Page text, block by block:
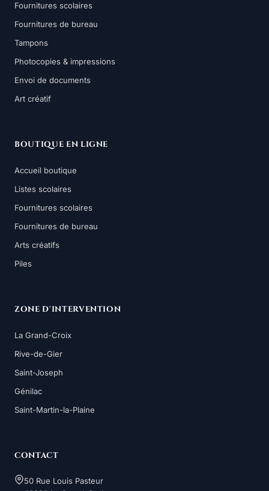
Fournitures scolaires
Fournitures de bureau
Tampons
Photocopies & impressions
Envoi de documents
Art créatif
BOUTIQUE EN LIGNE
Accueil boutique
Listes scolaires
Fournitures scolaires
Fournitures de bureau
Arts créatifs
Piles
ZONE D'INTERVENTION
La Grand-Croix
Rive-de-Gier
Saint-Joseph
Génilac
Saint-Martin-la-Plaine
CONTACT
50 Rue Louis Pasteur